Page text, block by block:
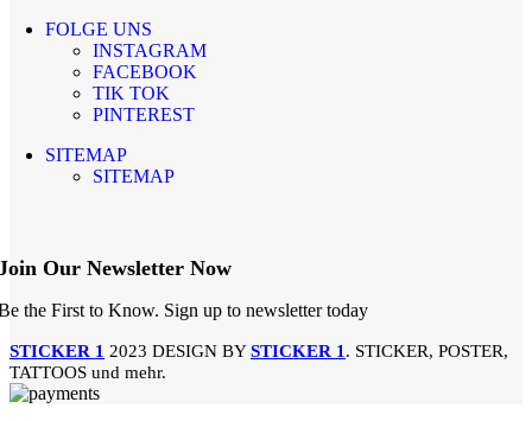
FOLGE UNS
INSTAGRAM
FACEBOOK
TIK TOK
PINTEREST
SITEMAP
SITEMAP
Our Newsletter Now
the First to Know. Sign up to newsletter today
STICKER 1 2023 DESIGN BYSTICKER 1 . STICKER, POSTER,
TATTOOS und mehr.